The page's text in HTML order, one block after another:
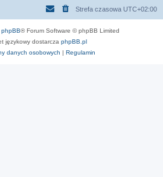
Strefa czasowa UTC+02:00
phpBB® Forum Software © phpBB Limited
językowy dostarcza phpBB.pl
danych osobowych | Regulamin